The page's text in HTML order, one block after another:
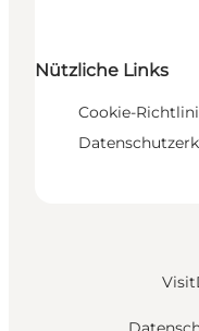
Nützliche Links
Cookie-